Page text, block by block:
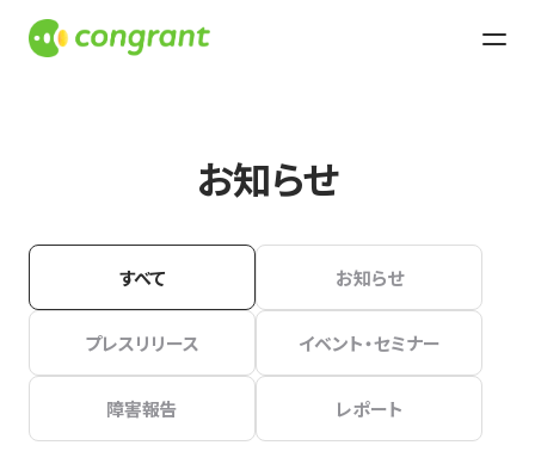
お知らせ
すべて お知らせ
プレスリリース イベント・セミナー
障害報告 レポート